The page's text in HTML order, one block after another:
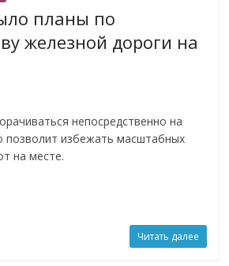
планы по
железной дороги на
непосредственно на
позволит избежать масштабных
на месте.
Читать далее